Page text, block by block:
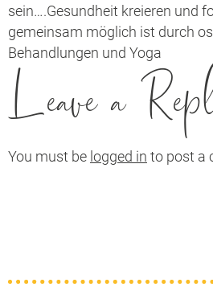
sein….Gesundheit kreieren und
gemeinsam möglich ist durch
Behandlungen und Yoga
Leave a
You must be logged in to post a